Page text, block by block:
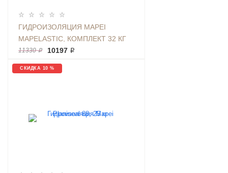
ГИДРОИЗОЛЯЦИЯ MAPEI
MAPELASTIC, КОМПЛЕКТ 32 КГ
11330 ₽ 10197 ₽
СКИДКА 10 %